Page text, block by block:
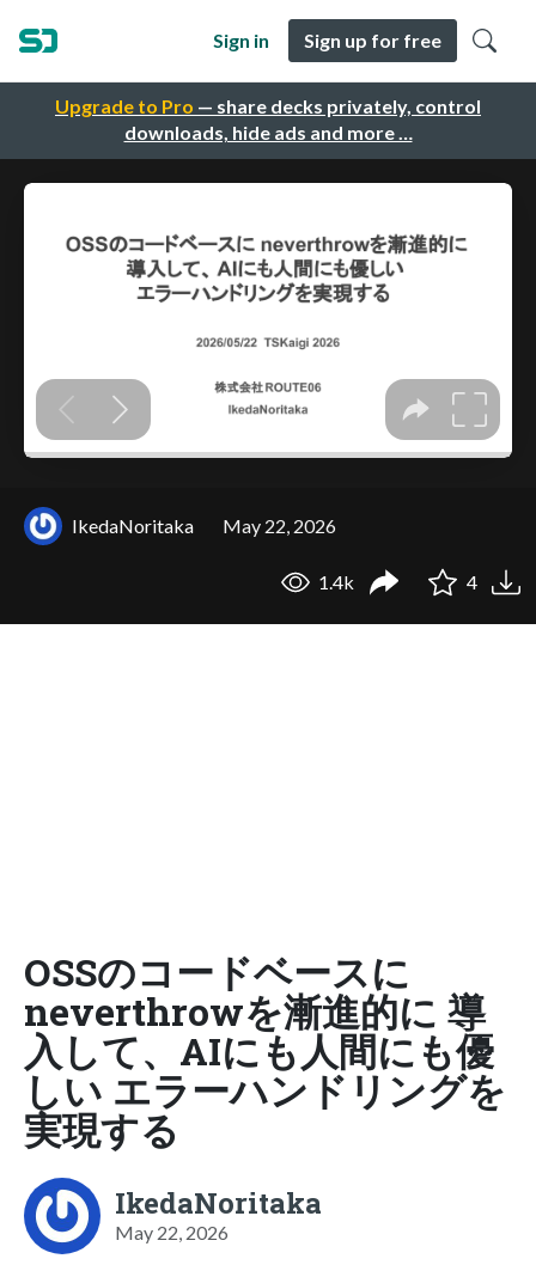
Upgrade to Pro — share decks privately, control
downloads, hide ads and more …
Sign in Sign up for free
IkedaNoritaka May 22, 2026
1.4k 4
OSSのコードベースに
neverthrowを漸進的に 導
入して、AIにも人間にも優
しい エラーハンドリングを
実現する
IkedaNoritaka
May 22, 2026